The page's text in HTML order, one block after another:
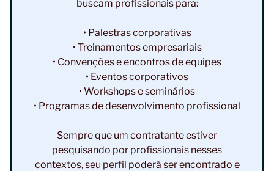
buscam profissionais para:
• Palestras corporativas
• Treinamentos empresariais
• Convenções e encontros de equipes
• Eventos corporativos
• Workshops e seminários
• Programas de desenvolvimento profissional
Sempre que um contratante estiver
pesquisando por profissionais nesses
contextos, seu perfil poderá ser encontrado e